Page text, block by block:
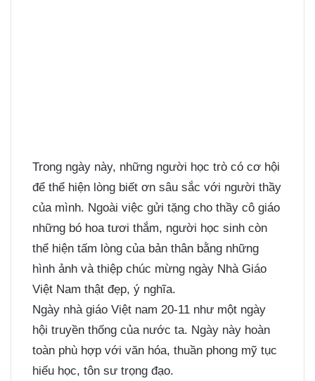
Trong ngày này, những người học trò có cơ hội
để thể hiện lòng biết ơn sâu sắc với người thầy
của mình. Ngoài việc gửi tặng cho thầy cô giáo
những bó hoa tươi thắm, người học sinh còn
thể hiện tấm lòng của bản thân bằng những
hình ảnh và thiệp chúc mừng ngày Nhà Giáo
Việt Nam thật đẹp, ý nghĩa.
Ngày nhà giáo Việt nam 20-11 như một ngày
hội truyền thống của nước ta. Ngày này hoàn
toàn phù hợp với văn hóa, thuần phong mỹ tục
hiếu học, tôn sư trọng đạo.